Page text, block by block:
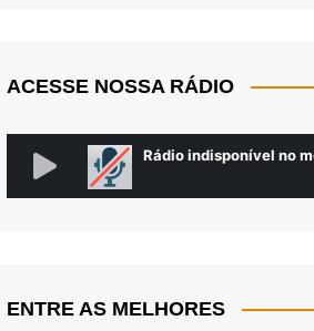
ACESSE NOSSA RÁDIO
ENTRE AS MELHORES